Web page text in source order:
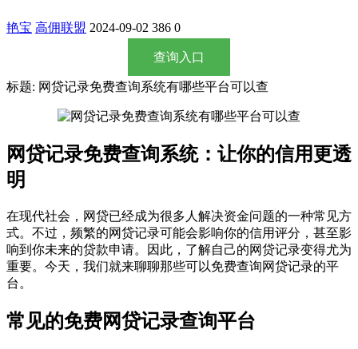
艳宝 高佣联盟 2024-09-02 386 0
查询入口
标题: 网贷记录免费查询系统有哪些平台可以查
网贷记录免费查询系统：让你的信用更透
明
在现代社会，网贷已经成为很多人解决资金问题的一种常见方
式。不过，频繁的网贷记录可能会影响你的信用评分，甚至影
响到你未来的贷款申请。因此，了解自己的网贷记录变得尤为
重要。今天，我们就来聊聊那些可以免费查询网贷记录的平
台。
常见的免费网贷记录查询平台